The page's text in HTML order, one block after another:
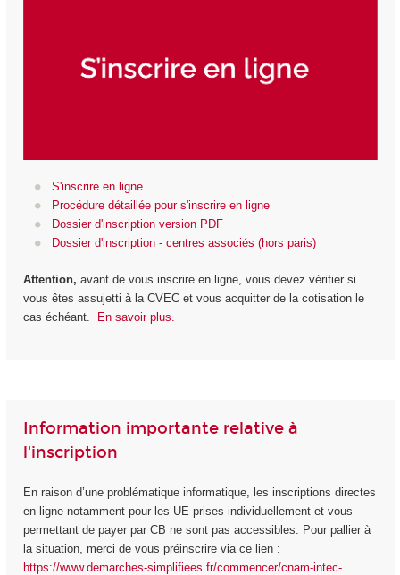
S'inscrire en ligne
Procédure détaillée pour s'inscrire en ligne
Dossier d'inscription version PDF
Dossier d'inscription - centres associés (hors paris)
Attention, avant de vous inscrire en ligne, vous devez vérifier si
vous êtes assujetti à la CVEC et vous acquitter de la cotisation le
cas échéant.
En savoir plus.
Information importante relative à
l'inscription
En raison d’une problématique informatique, les inscriptions directes
en ligne notamment pour les UE prises individuellement et vous
permettant de payer par CB ne sont pas accessibles. Pour pallier à
la situation, merci de vous préinscrire via ce lien :
https://www.demarches-simplifiees.fr/commencer/cnam-intec-